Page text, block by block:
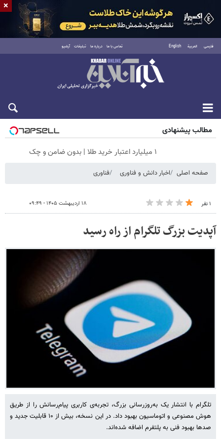
فارسی العربية English تماس با ما درباره ما تبلیغات آرشیو
جمعه ۱۶ مرداد ۱۴۰۵
مطالب پیشنهادی
۱ میلیارد اعتبار خرید طلا | بدون ضامن و چک
صفحه اصلی اخبار دانش و فناوری فناوری
۱ نفر ۱۸ اردیبهشت ۱۴۰۵ - ۰۹:۴۹
آپدیت بزرگ تلگرام از راه رسید
تلگرام با انتشار یک به‌روزرسانی بزرگ، تجربه‌ی کاربری پیام‌رسانش را از طریق
هوش مصنوعی و اتوماسیون بهبود داد. در این نسخه، بیش از ۱۰ قابلیت جدید و
صدها بهبود فنی به پلتفرم اضافه شده‌اند.
×